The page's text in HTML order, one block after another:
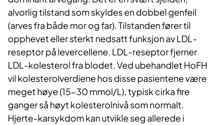
alvorlig tilstand som skyldes en dobbel genfeil
(arves fra både mor og far). Tilstanden fører til
opphevet eller sterkt nedsatt funksjon av LDL-
reseptor på levercellene. LDL-reseptor fjerner
LDL-kolesterol fra blodet. Ved ubehandlet HoFH
vil kolesterolverdiene hos disse pasientene være
meget høye (15-30 mmol/L), typisk cirka fire
ganger så høyt kolesterolnivå som normalt.
Hjerte-karsykdom kan utvikle seg allerede i